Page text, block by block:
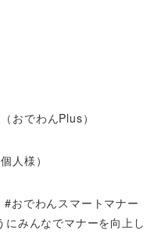
おでわんPlus）
人様）
おでわんスマートマナー
みんなでマナーを向上し